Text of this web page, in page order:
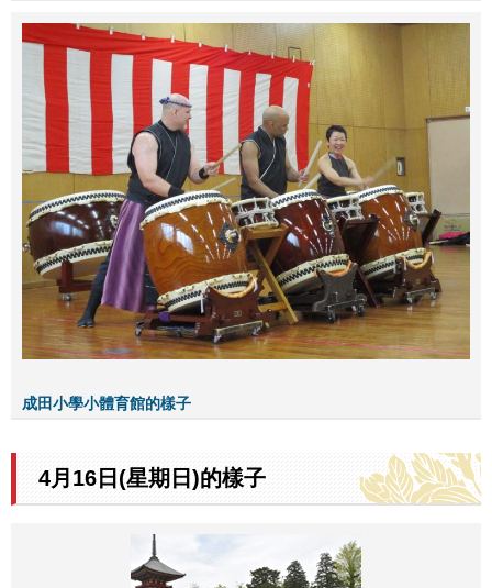
成田小學小體育館的樣子
4月16日(星期日)的樣子